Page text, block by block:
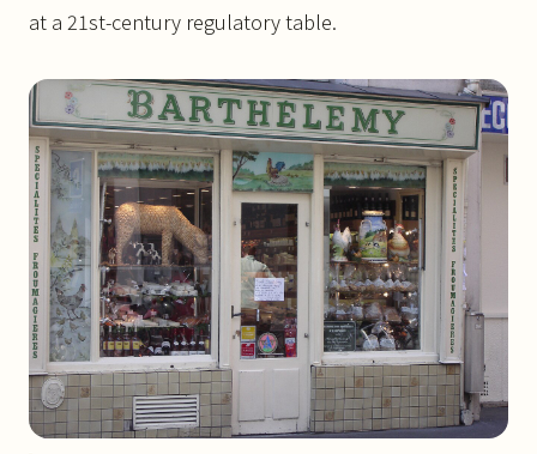
at a 21st-century regulatory table.